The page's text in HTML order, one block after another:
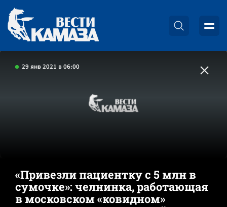
29 янв 2021 в 06:00
«Привезли пациентку с 5 млн в
сумочке»: челнинка, работающая
в московском «ковидном»